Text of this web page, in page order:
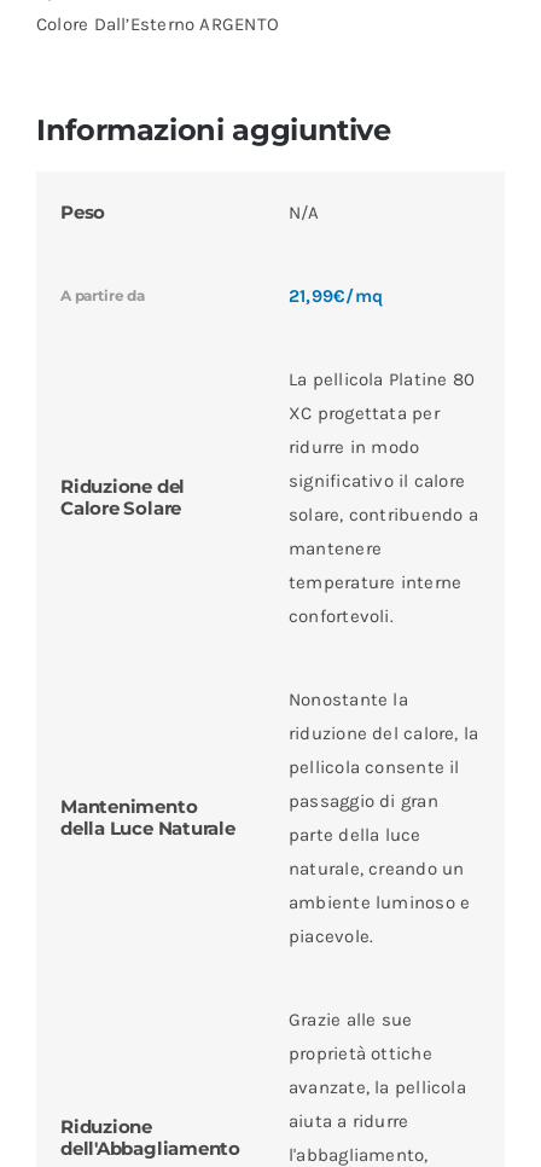
Colore Dall’Esterno ARGENTO
Informazioni aggiuntive
Peso N/A
A partire da 21,99€/mq
Riduzione del
Calore Solare
La pellicola Platine 80
XC progettata per
ridurre in modo
significativo il calore
solare, contribuendo a
mantenere
temperature interne
confortevoli.
Mantenimento
della Luce Naturale
Nonostante la
riduzione del calore, la
pellicola consente il
passaggio di gran
parte della luce
naturale, creando un
ambiente luminoso e
piacevole.
Riduzione
dell'Abbagliamento
Grazie alle sue
proprietà ottiche
avanzate, la pellicola
aiuta a ridurre
l'abbagliamento,